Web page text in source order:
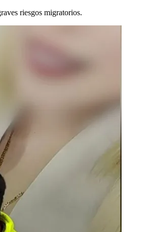
riesgos migratorios.